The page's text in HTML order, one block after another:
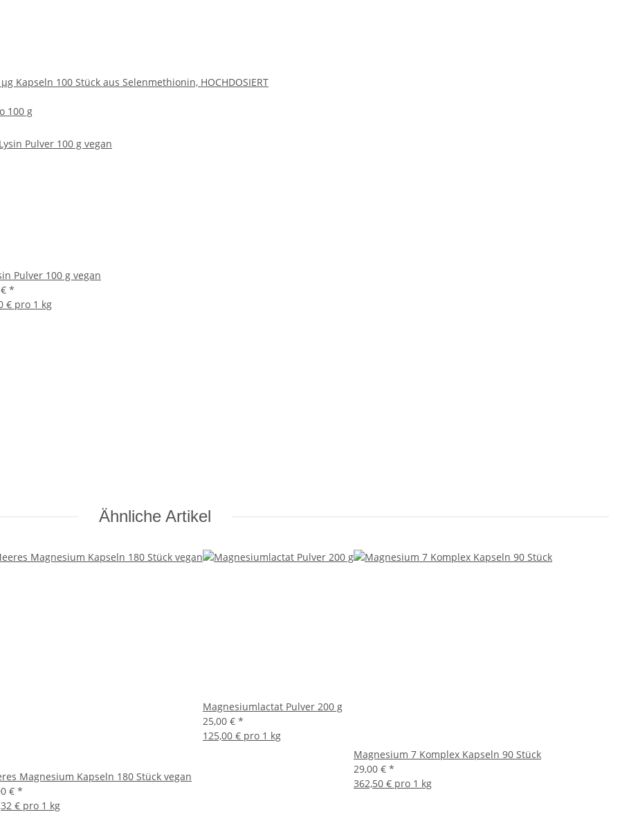
Kapseln 100 Stück aus Selenmethionin, HOCHDOSIERT
100 g
Pulver 100 g vegan
*
€ pro 1 kg
Ähnliche Artikel
Magnesium Kapseln 180 Stück vegan
€ *
€ pro 1 kg
Magnesiumlactat Pulver 200 g
25,00 € *
125,00 € pro 1 kg
Magnesium 7 Komplex Kapseln 90 Stück
29,00 € *
362,50 € pro 1 kg